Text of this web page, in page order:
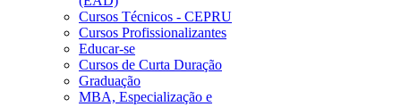
Cursos Técnicos - CEPRU
Cursos Profissionalizantes
Educar-se
Cursos de Curta Duração
Graduação
MBA, Especialização e